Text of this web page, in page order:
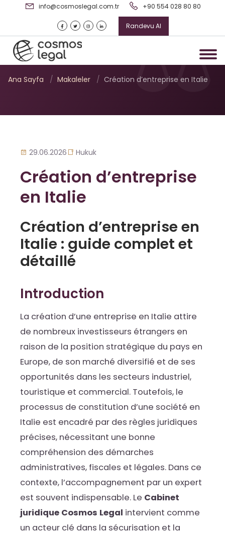
info@cosmoslegal.com.tr +90 554 028 80 80
Randevu Al
Création d’entreprise en
Italie
Ana Sayfa / Makaleler / Création d’entreprise en Italie
29.06.2026 Hukuk
Création d’entreprise
en Italie
Création d’entreprise en
Italie : guide complet et
détaillé
Introduction
La création d’une entreprise en Italie attire
de nombreux investisseurs étrangers en
raison de la position stratégique du pays en
Europe, de son marché diversifié et de ses
opportunités dans les secteurs industriel,
touristique et commercial. Toutefois, le
processus de constitution d’une société en
Italie est encadré par des règles juridiques
précises, nécessitant une bonne
compréhension des démarches
administratives, fiscales et légales. Dans ce
contexte, l’accompagnement par un expert
est souvent indispensable. Le Cabinet
juridique Cosmos Legal intervient comme
un acteur clé dans la sécurisation et la